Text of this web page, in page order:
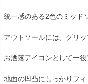
統一感のある2色のミッド
アウトソールには、グリ
お洒落アイコンとして一役
地面の凹凸にしっかりフ